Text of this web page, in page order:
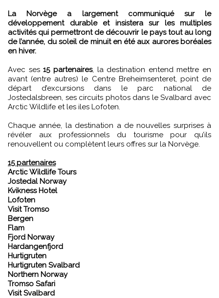
La Norvège a largement communiqué sur le
développement durable et insistera sur les multiples
activités qui permettront de découvrir le pays tout au long
de l’année, du soleil de minuit en été aux aurores boréales
en hiver.
Avec ses15 partenaires, la destination entend mettre en
avant (entre autres) le Centre Breheimsenteret, point de
départ d’excursions dans le parc national de
Jostedalsbreen, ses circuits photos dans le Svalbard avec
Arctic Wildlife et les iles Lofoten.
Chaque année, la destination a de nouvelles surprises à
révéler aux professionnels du tourisme pour qu’ils
renouvellent ou complètent leurs offres sur la Norvège.
15 partenaires
Arctic Wildlife Tours
Jostedal Norway
Kvikness Hotel
Lofoten
Visit Tromso
Bergen
Flam
Fjord Norway
Hardangenfjord
Hurtigruten
Hurtigruten Svalbard
Northern Norway
Tromso Safari
Visit Svalbard